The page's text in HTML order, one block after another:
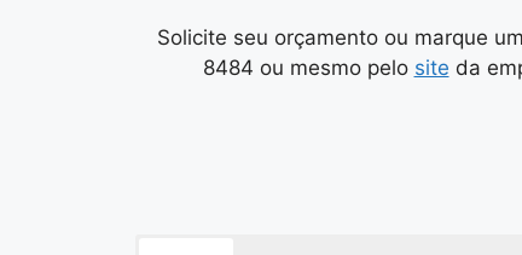
Solicite seu orçamento ou marque
8484 ou mesmo pelo site da